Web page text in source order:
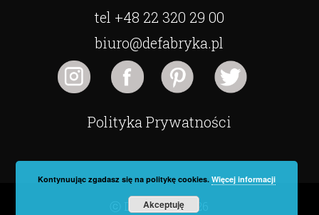
tel +48 22 320 29 00
biuro@defabryka.pl
Polityka Prywatności
ⓒ Defabryka 2026
Kontynuując zgadasz się na politykę cookies.Więcej informacji
Akceptuję